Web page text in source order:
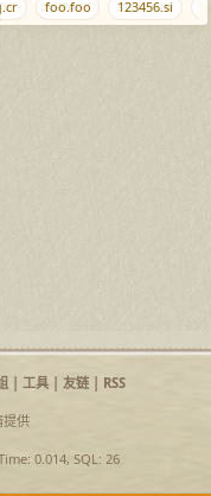
foo.foo 123456.si
| 工具| 友链| RSS
提供
0.014, SQL: 26